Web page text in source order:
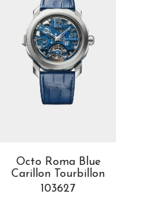
Octo Roma Blue
Carillon Tourbillon
103627